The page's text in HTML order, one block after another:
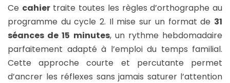
Ce cahiertraite toutes les règles d’orthographe au
programme du cycle 2. Il mise sur un format de 31
séances de 15 minutes, un rythme hebdomadaire
parfaitement adapté à l’emploi du temps familial.
Cette approche courte et percutante permet
d’ancrer les réflexes sans jamais saturer l’attention